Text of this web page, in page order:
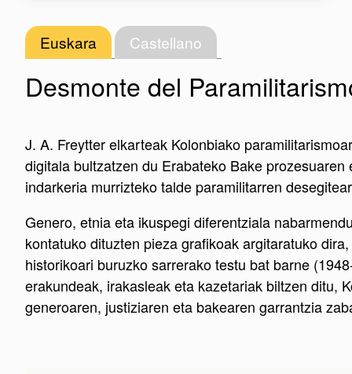
Euskara Castellano
Desmonte del
J. A. Freytter elkarteak Kolonbiako
digitala bultzatzen du Erabateko Bake
indarkeria murrizteko talde paramilitarren
Genero, etnia eta ikuspegi diferentziala
kontatuko dituzten pieza grafikoak argitaratuko
historikoari buruzko sarrerako testu bat barne
erakundeak, irakasleak eta kazetariak biltzen ditu,
generoaren, justiziaren eta bakearen garrantzia